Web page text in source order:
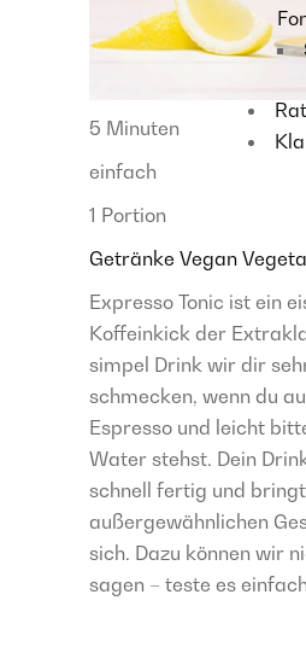
5 Minuten
einfach
1 Portion
Getränke Vegan
Expresso Tonic ist ein
Koffeinkick der
simpel Drink wir dir
schmecken, wenn du
Espresso und leicht
Water stehst. Dein
schnell fertig und
außergewähnlichen
sich. Dazu können wir
sagen – teste es